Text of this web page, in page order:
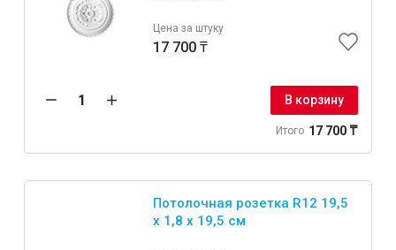
Цена за штуку
17 700 ₸
В корзину
Итого 17 700 ₸
Потолочная розетка R12 19,5
x 1,8 x 19,5 см